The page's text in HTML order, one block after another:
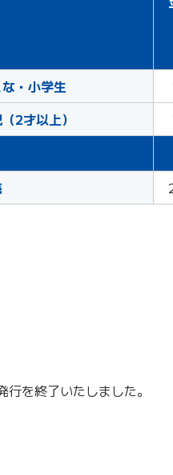
・小学生
2才以上）
を終了いたしました。